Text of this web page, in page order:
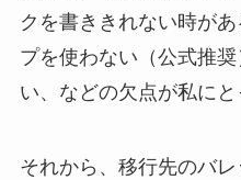
クを書ききれない時が
プを使わない（公式推
い、などの欠点が私に
それから、移行先のバ